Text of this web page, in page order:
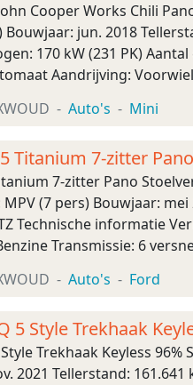
Cooper Works Chili
jun. 2018
170 kW (231 PK)
Aandrijving:
Auto's Mini
Titanium 7-zitter
7-zitter Pano
(7 pers) Bouwjaar:
Technische informatie
Transmissie: 6
Auto's Ford
5 Style Trekhaak
Trekhaak Keyless
2021 Tellerstand: